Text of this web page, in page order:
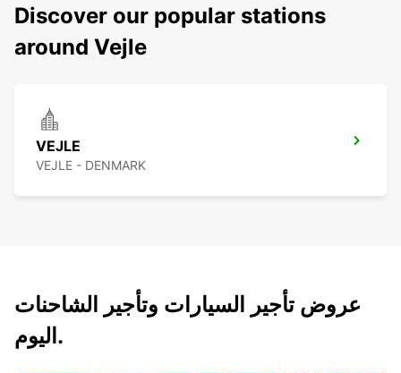
Discover our popular stations
around Vejle
VEJLE
VEJLE - DENMARK
عروض تأجير السيارات وتأجير الشاحنات
اليوم.